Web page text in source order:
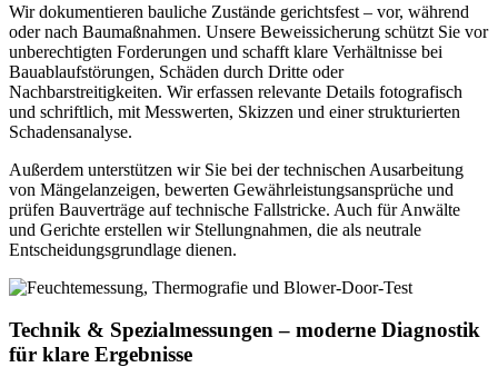
Wir dokumentieren bauliche Zustände gerichtsfest – vor, während
oder nach Baumaßnahmen. Unsere Beweissicherung schützt Sie vor
unberechtigten Forderungen und schafft klare Verhältnisse bei
Bauablaufstörungen, Schäden durch Dritte oder
Nachbarstreitigkeiten. Wir erfassen relevante Details fotografisch
und schriftlich, mit Messwerten, Skizzen und einer strukturierten
Schadensanalyse.
Außerdem unterstützen wir Sie bei der technischen Ausarbeitung
von Mängelanzeigen, bewerten Gewährleistungsansprüche und
prüfen Bauverträge auf technische Fallstricke. Auch für Anwälte
und Gerichte erstellen wir Stellungnahmen, die als neutrale
Entscheidungsgrundlage dienen.
Technik & Spezialmessungen – moderne Diagnostik
für klare Ergebnisse